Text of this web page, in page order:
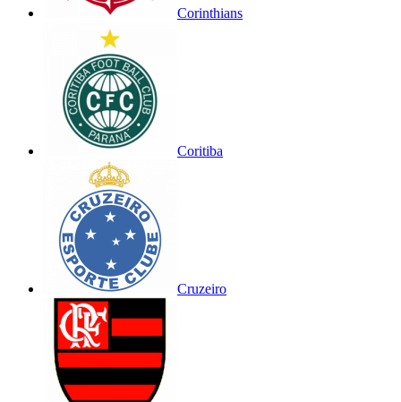
Corinthians
Coritiba
Cruzeiro